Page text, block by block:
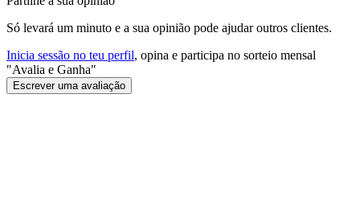
Só levará um minuto e a sua opinião pode ajudar outros clientes.
Inicia sessão no teu perfil, opina e participa no sorteio mensal
"Avalia e Ganha"
Escrever uma avaliação